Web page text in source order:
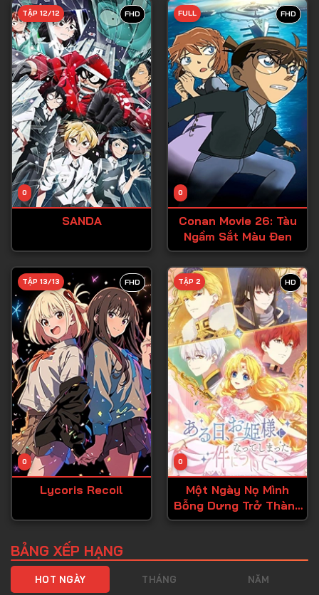
Tập 29
Tập 30
Tập 31
Tập 32
Tập 33
Tập 34
Tập 35
Tập 36
Tập 39
Tập 40
Tập 41
Tập 42
Tập 43
Tập 44
Tập 45
Tập 46
Tập 47
Tập 49
FHD
0
TẬP 12/12
SANDA
FHD
0
FULL
Conan Movie 26: Tàu
Ngầm Sắt Màu Đen
FHD
0
TẬP 13/13
Lycoris Recoil
HD
0
TẬP 2
Một Ngày Nọ Mình
Bỗng Dưng Trở Thành
Công Chúa
BẢNG XẾP HẠNG
HOT NGÀY THÁNG NĂM